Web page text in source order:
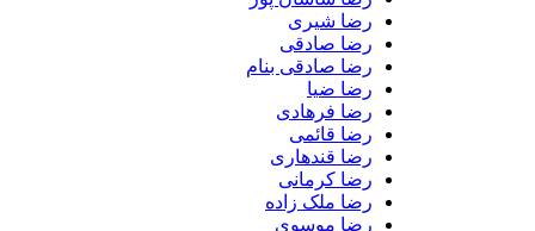
رضا شیری
رضا صادقی
رضا صادقی بنام
رضا ضیا
رضا فرهادی
رضا قائمی
رضا قندهاری
رضا کرمانی
رضا ملک زاده
رضا موسوی